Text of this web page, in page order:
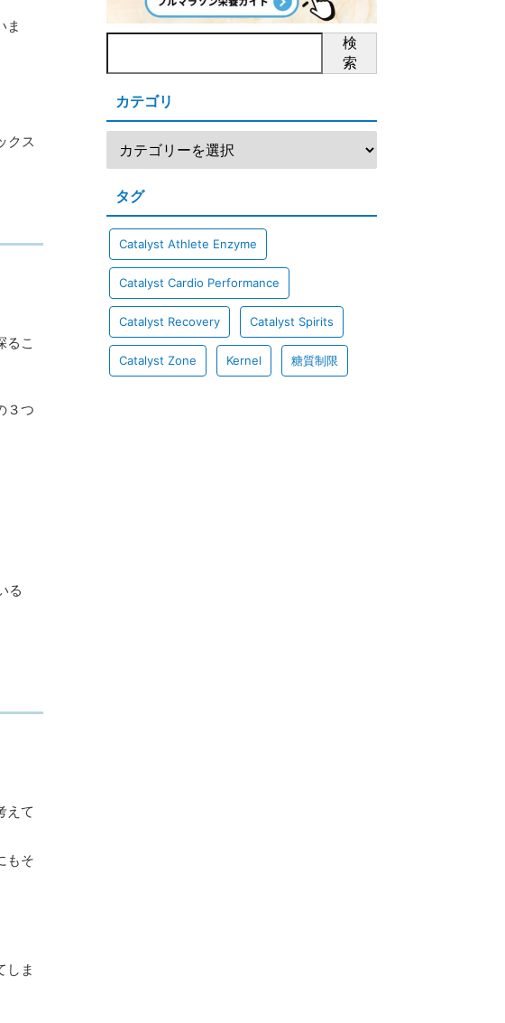
ま
クス
るこ
３つ
る
えて
もそ
しま
検
索
カテゴリ
タグ
Catalyst Athlete Enzyme
Catalyst Cardio Performance
Catalyst Recovery Catalyst Spirits
Catalyst Zone Kernel 糖質制限